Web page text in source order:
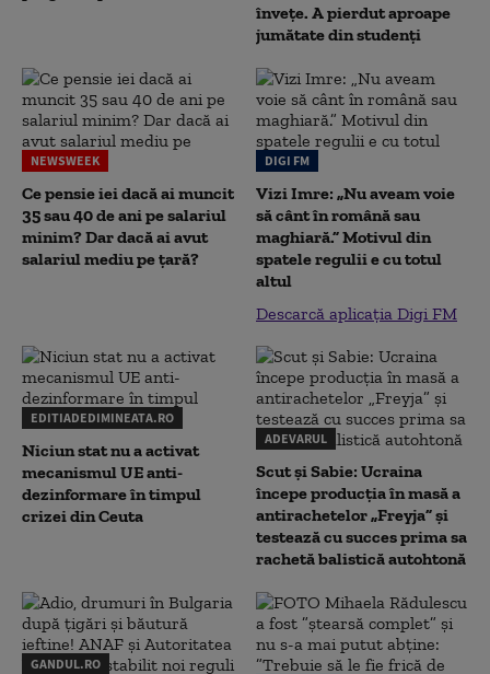
înveţe. A pierdut aproape
jumătate din studenţi
NEWSWEEK
Ce pensie iei dacă ai muncit
35 sau 40 de ani pe salariul
minim? Dar dacă ai avut
salariul mediu pe țară?
DIGI FM
Vizi Imre: „Nu aveam voie
să cânt în română sau
maghiară.” Motivul din
spatele regulii e cu totul
altul
Descarcă aplicația Digi FM
EDITIADEDIMINEATA.RO
Niciun stat nu a activat
mecanismul UE anti-
dezinformare în timpul
crizei din Ceuta
ADEVARUL
Scut și Sabie: Ucraina
începe producția în masă a
antirachetelor „Freyja” și
testează cu succes prima sa
rachetă balistică autohtonă
GANDUL.RO